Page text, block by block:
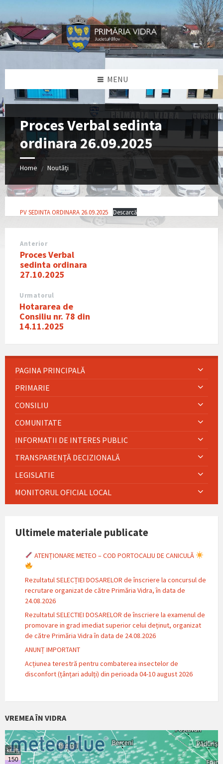
content
left
sidebar
right
sidebar
footer
MENU
Proces Verbal sedinta
ordinara 26.09.2025
Home / Noutăți
PV SEDINTA ORDINARA 26.09.2025 Descarcă
Anterior
Proces Verbal
sedinta ordinara
27.10.2025
Urmatorul
Hotararea de
Consiliu nr. 78 din
14.11.2025
PAGINA PRINCIPALĂ
PRIMARIE
CONSILIU
COMUNITATE
INFORMATII DE INTERES PUBLIC
TRANSPARENȚĂ DECIZIONALĂ
LEGISLATIE
MONITORUL OFICIAL LOCAL
Ultimele materiale publicate
ATENȚIONARE METEO – COD PORTOCALIU DE CANICULĂ
Rezultatul SELECȚIEI DOSARELOR de înscriere la concursul de
recrutare organizat de către Primăria Vidra, în data de
24.08.2026
Rezultatul SELECTIEI DOSARELOR de înscriere la examenul de
promovare in grad imediat superior celui deținut, organizat
de către Primăria Vidra în data de 24.08.2026
ANUNȚ IMPORTANT
Acțiunea terestră pentru combaterea insectelor de
disconfort (țânțari adulți) din perioada 04-10 august 2026
VREMEA ÎN VIDRA